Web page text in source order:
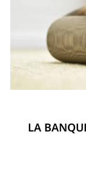
Note moyenne
LA